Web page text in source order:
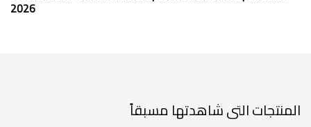
2026
المنتجات التى شاهدتها مسبقاً